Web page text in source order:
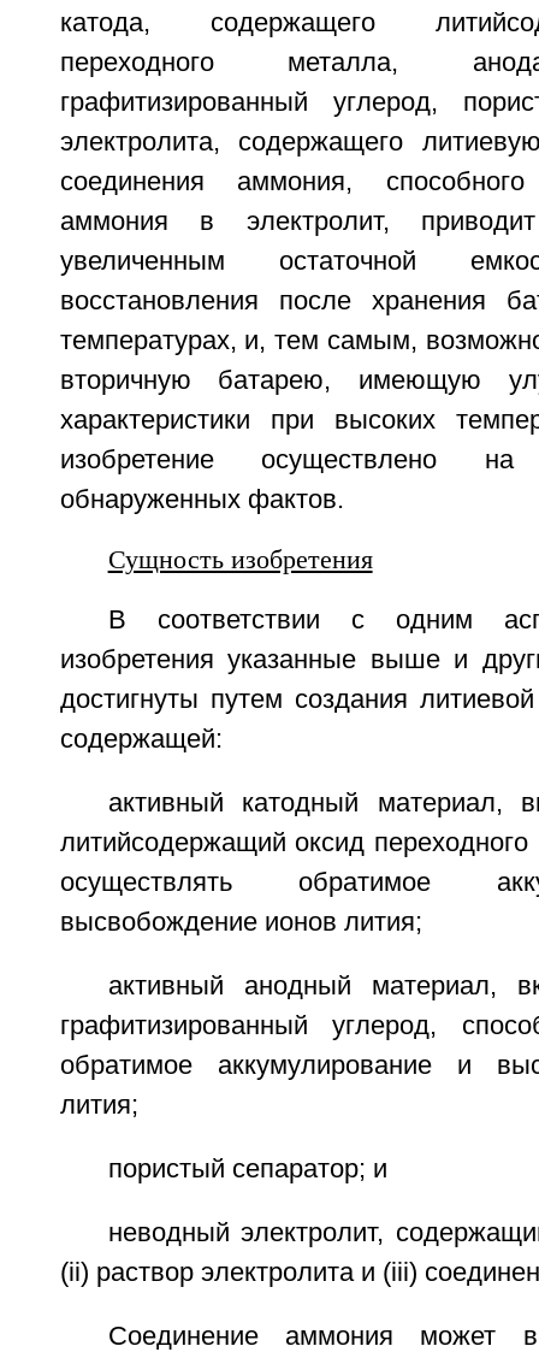
катода, содержащего
переходного металла,
графитизированный углерод,
электролита, содержащего
соединения аммония,
аммония в электролит,
увеличенным остаточной
восстановления после хранения
температурах, и, тем самым,
вторичную батарею, имеющую
характеристики при высоких
изобретение осуществлено
обнаруженных фактов.
Сущность изобретения
В соответствии с одним
изобретения указанные выше и
достигнуты путем создания
содержащей:
активный катодный материал,
литийсодержащий оксид
осуществлять обратимое
высвобождение ионов лития;
активный анодный материал,
графитизированный углерод,
обратимое аккумулирование и
лития;
пористый сепаратор; и
неводный электролит,
(ii) раствор электролита и (iii)
Соединение аммония может